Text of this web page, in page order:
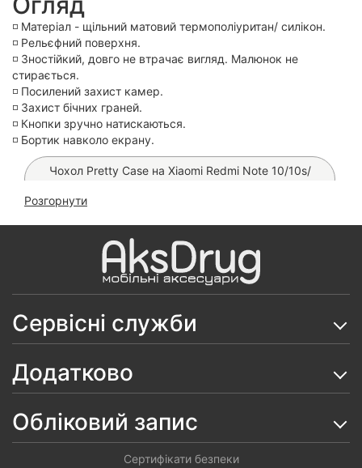
◽️ Матеріал - щільний матовий термополіуритан/ силікон.
◽️ Рельєфний поверхня.
◽️ Зностійкий, довго не втрачає вигляд. Малюнок не
стирається.
◽️ Посилений захист камер.
◽️ Захист бічних граней.
◽️ Кнопки зручно натискаються.
◽️ Бортик навколо екрану.
Чохол Pretty Case на Xiaomi Redmi Note 10/10s/
Чохол Anti-Broken TPU на Xiaomi Redmi Note 10 Pro
Чохол Silicone Case на Xiaomi Redmi Note 10 Pro
Чохол Woven TPU на Xiaomi Redmi Note 10 Pro
Скло SuperD ESD на Xiaomi Redmi Note 10 Pro
Чохол Silicone Case на Xiaomi Redmi Note 10 Pro
Чохол Silicone Case на Xiaomi Redmi Note 10 Pro
Розгорнути
Сервісні служби
Додатково
Обліковий запис
Сертифікати безпеки